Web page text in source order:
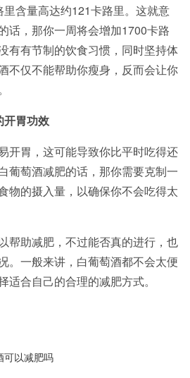
含量高达约121卡路里。这就意
话，那你一周将会增加1700卡路
有有节制的饮食习惯，同时坚持体
不仅不能帮助你瘦身，反而会让你
开胃功效
开胃，这可能导致你比平时吃得还
葡萄酒减肥的话，那你需要克制一
物的摄入量，以确保你不会吃得太
帮助减肥，不过能否真的进行，也
。一般来讲，白葡萄酒都不会太便
适合自己的合理的减肥方式。
可以减肥吗